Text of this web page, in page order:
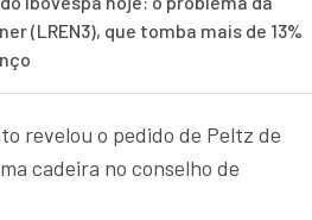
(LREN3), que tomba mais de 13%
revelou o pedido de Peltz de
cadeira no conselho de